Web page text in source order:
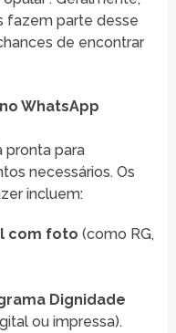
fazem parte desse
de encontrar
WhatsApp
pronta para
necessários. Os
incluem:
com foto (como RG,
Dignidade
ou impressa).